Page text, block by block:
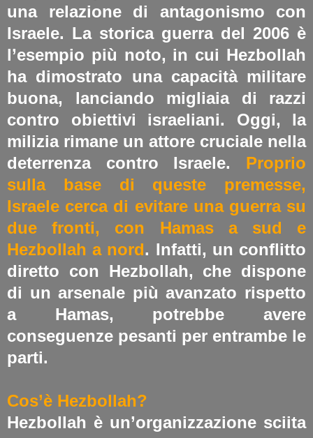
una relazione di antagonismo con
Israele. La storica guerra del 2006 è
l’esempio più noto, in cui Hezbollah
ha dimostrato una capacità militare
buona, lanciando migliaia di razzi
contro obiettivi israeliani. Oggi, la
milizia rimane un attore cruciale nella
deterrenza contro Israele. Proprio
sulla base di queste premesse,
Israele cerca di evitare una guerra su
due fronti, con Hamas a sud e
Hezbollah a nord. Infatti, un conflitto
diretto con Hezbollah, che dispone
di un arsenale più avanzato rispetto
a Hamas, potrebbe avere
conseguenze pesanti per entrambe le
parti.
Cos’è Hezbollah?
Hezbollah è un’organizzazione sciita